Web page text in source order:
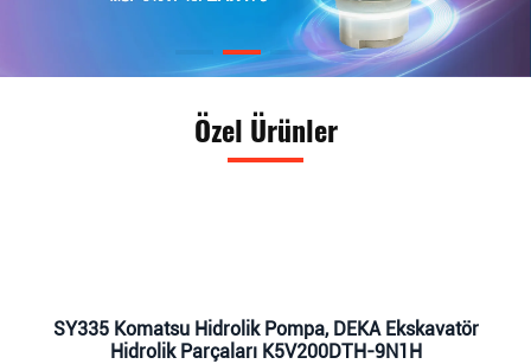
Özel Ürünler
SY335 Komatsu Hidrolik Pompa, DEKA Ekskavatör
Hidrolik Parçaları K5V200DTH-9N1H